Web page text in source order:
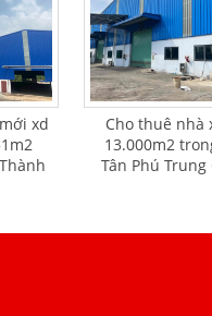
xd
Cho thuê nhà
13.000m2
Tân Phú Trung